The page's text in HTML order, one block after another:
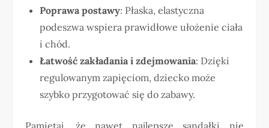
Poprawa postawy: Płaska, elastyczna
podeszwa wspiera prawidłowe ułożenie ciała
i chód.
Łatwość zakładania i zdejmowania: Dzięki
regulowanym zapięciom, dziecko może
szybko przygotować się do zabawy.
Pamiętaj, że nawet najlepsze sandałki nie